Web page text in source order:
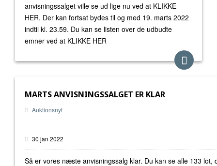
anvisningssalget ville se ud lige nu ved at KLIKKE
HER. Der kan fortsat bydes til og med 19. marts 2022
indtil kl. 23.59. Du kan se listen over de udbudte
emner ved at KLIKKE HER
MARTS ANVISNINGSSALGET ER KLAR
Auktionsnyt
30 jan 2022
Så er vores næste anvisningssalg klar. Du kan se alle 133 lot,